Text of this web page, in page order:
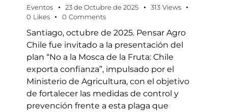
Eventos 23 de Octubre de 2025 313 Views
0 Likes 0 Comments
Santiago, octubre de 2025. Pensar Agro
Chile fue invitado a la presentación del
plan “No a la Mosca de la Fruta: Chile
exporta confianza”, impulsado por el
Ministerio de Agricultura, con el objetivo
de fortalecer las medidas de control y
prevención frente a esta plaga que